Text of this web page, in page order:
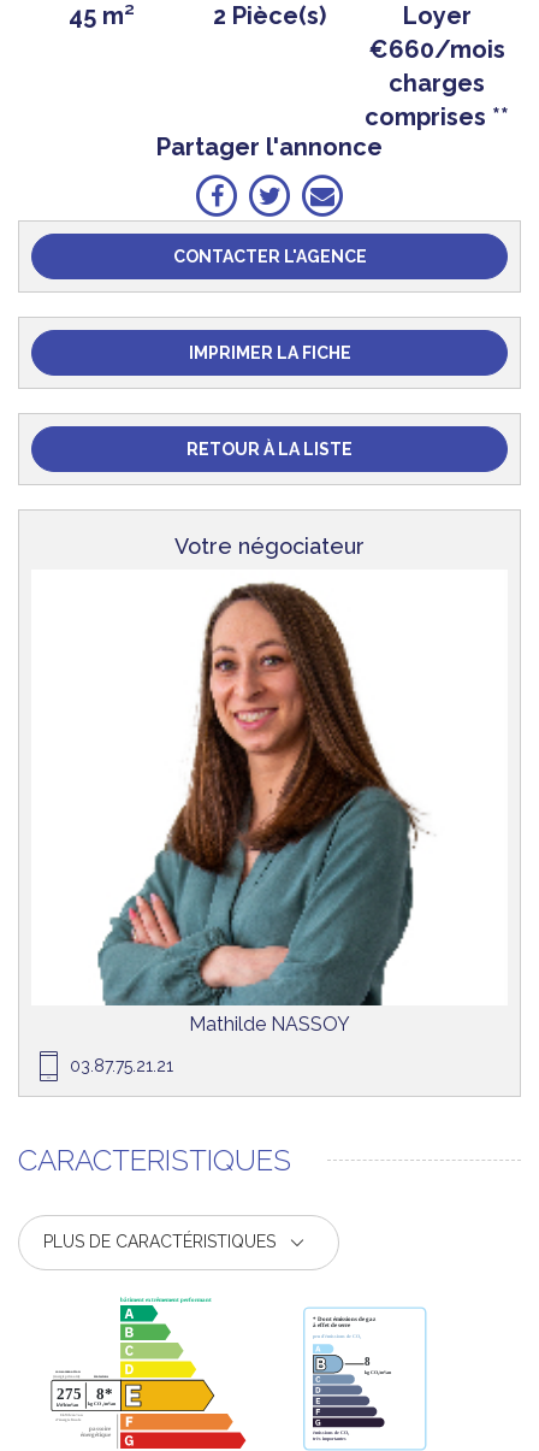
45 m² 2 Pièce(s)
Loyer
€660/mois
charges
comprises **
Partager l'annonce
CONTACTER L'AGENCE
IMPRIMER LA FICHE
RETOUR À LA LISTE
Votre négociateur
Mathilde NASSOY
03.87.75.21.21
CARACTERISTIQUES
PLUS DE CARACTÉRISTIQUES